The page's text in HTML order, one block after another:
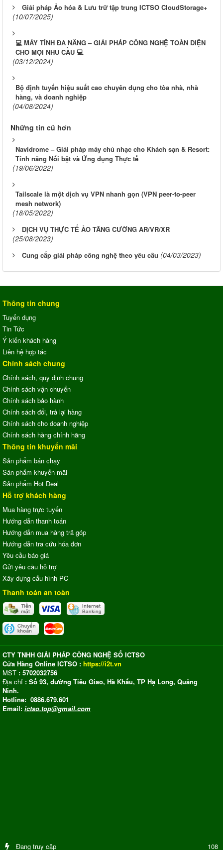
Giải pháp Ảo hóa & Lưu trữ tập trung ICTSO CloudStorage+
(10/07/2025)
💻 MÁY TÍNH ĐA NĂNG – GIẢI PHÁP CÔNG NGHỆ TOÀN DIỆN
CHO MỌI NHU CẦU 💻
(03/12/2024)
Bộ định tuyến hiệu suất cao chuyên dụng cho tòa nhà, nhà
hàng, và doanh nghiệp
(04/08/2024)
Những tin cũ hơn
Navidrome – Giải pháp máy chủ nhạc cho Khách sạn & Resort:
Tính năng Nổi bật và Ứng dụng Thực tế
(19/06/2022)
Tailscale là một dịch vụ VPN nhanh gọn (VPN peer-to-peer
mesh network)
(18/05/2022)
DỊCH VỤ THỰC TẾ ẢO TĂNG CƯỜNG AR/VR/XR
(25/08/2023)
Cung cấp giải pháp công nghệ theo yêu cầu (04/03/2023)
Thông tin chung
Tuyển dụng
Tin Tức
Ý kiến khách hàng
Liên hệ hợp tác
Chính sách chung
Chính sách, quy định chung
Chính sách vận chuyển
Chính sách bảo hành
Chính sách đổi, trả lại hàng
Chính sách cho doanh nghiệp
Chính sách hàng chính hãng
Thông tin khuyến mãi
Sản phẩm bán chạy
Sản phẩm khuyến mãi
Sản phẩm Hot Deal
Hỗ trợ khách hàng
Mua hàng trực tuyến
Hướng dẫn thanh toán
Hướng dẫn mua hàng trả góp
Hướng dẫn tra cứu hóa đơn
Yêu cầu báo giá
Gửi yêu cầu hỗ trợ
Xây dựng cấu hình PC
Thanh toán an toàn
CTY TNHH GIẢI PHÁP CÔNG NGHỆ SỐ ICTSO
Cửa Hàng Online ICTSO : https://i2t.vn
MST : 5702032756
Địa chỉ : Số 93, đường Tiêu Giao, Hà Khẩu, TP Hạ Long, Quảng
Ninh.
Hotline: 0886.679.601
Email: ictso.top@gmail.com
Đang truy cập 108